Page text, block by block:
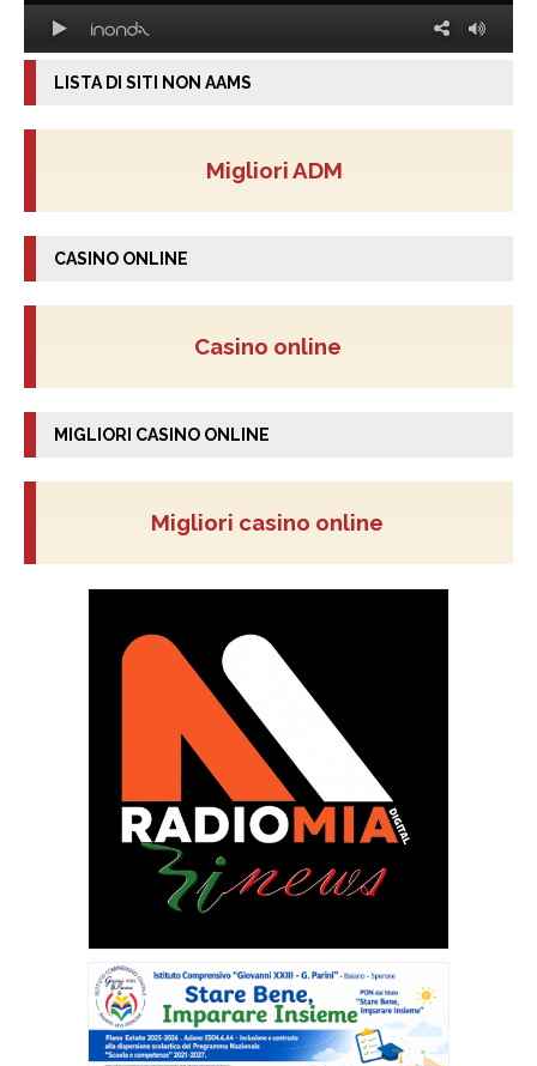
LISTA DI SITI NON AAMS
Migliori ADM
CASINO ONLINE
Casino online
MIGLIORI CASINO ONLINE
Migliori casino online